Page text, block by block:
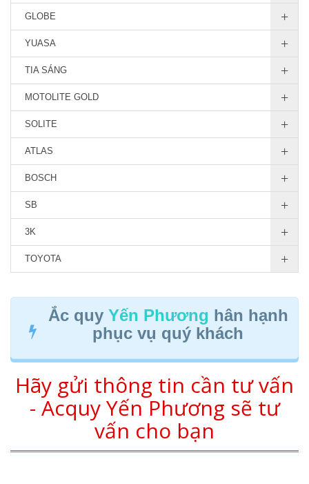
GLOBE
YUASA
TIA SÁNG
MOTOLITE GOLD
SOLITE
ATLAS
BOSCH
SB
3K
TOYOTA
Ắc quy Yến Phương hân hạnh
phục vụ quý khách
Hãy gửi thông tin cần tư vấn
- Acquy Yến Phương sẽ tư
vấn cho bạn